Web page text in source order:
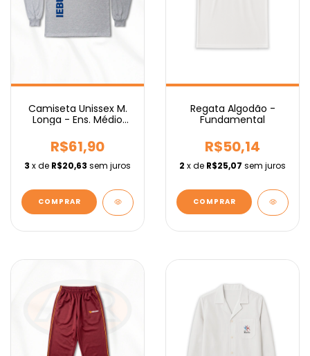
Camiseta Unissex M.
Longa - Ens. Médio
R$61,90
3 x de R$20,63 sem juros
COMPRAR
Regata Algodão -
Fundamental
R$50,14
2 x de R$25,07 sem juros
COMPRAR